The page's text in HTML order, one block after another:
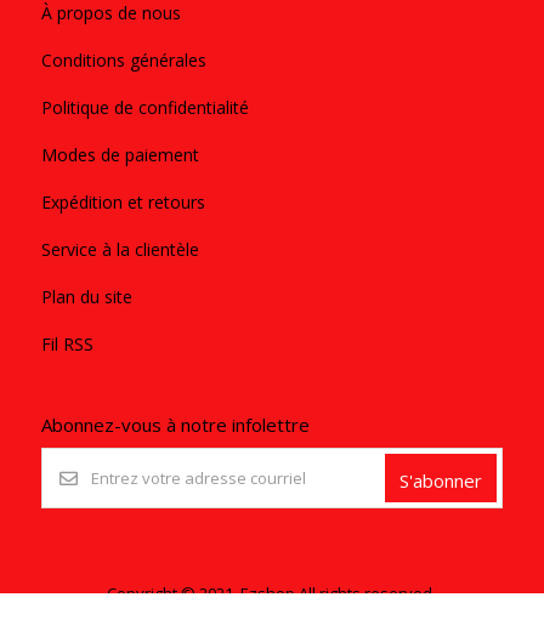
À propos de nous
Conditions générales
Politique de confidentialité
Modes de paiement
Expédition et retours
Service à la clientèle
Plan du site
Fil RSS
Abonnez-vous à notre infolettre
S'abonner
Copyright © 2021. Ezshop All rights reserved.